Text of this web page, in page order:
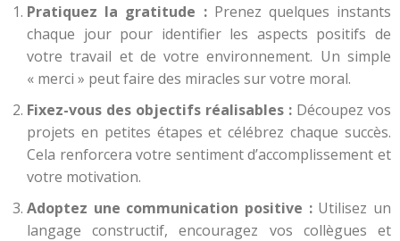
Pratiquez la gratitude :Prenez quelques instants
chaque jour pour identifier les aspects positifs de
votre travail et de votre environnement. Un simple
« merci » peut faire des miracles sur votre moral.
Fixez-vous des objectifs réalisables : Découpez vos
projets en petites étapes et célébrez chaque succès.
Cela renforcera votre sentiment d’accomplissement et
votre motivation.
Adoptez une communication positive :Utilisez un
langage constructif, encouragez vos collègues et